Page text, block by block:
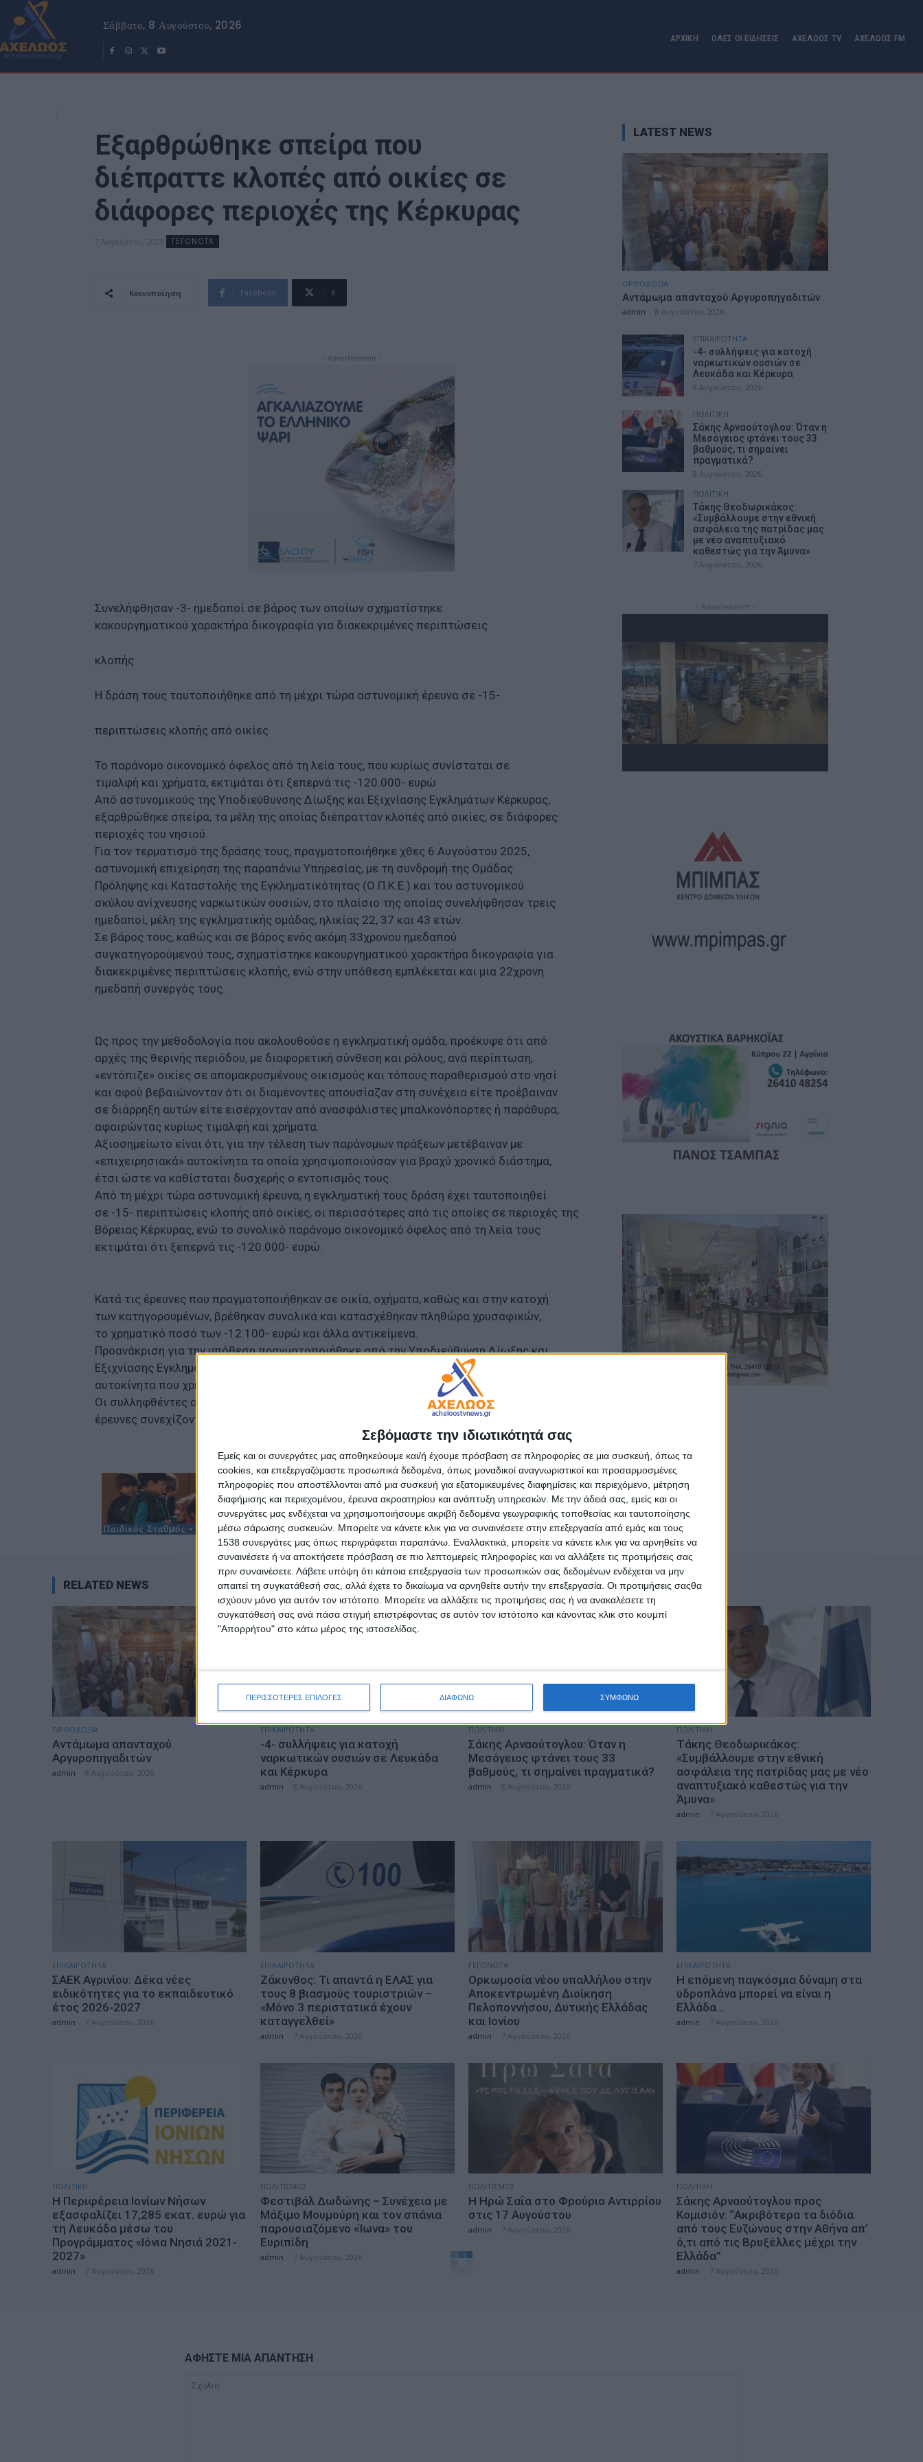
Σεβόμαστε την ιδιωτικότητά σας
Εμείς και οι συνεργάτες μας αποθηκεύουμε και/ή έχουμε πρόσβαση σε πληροφορίες σε μια συσκευή, όπως τα
cookies, και επεξεργαζόμαστε προσωπικά δεδομένα, όπως μοναδικοί αναγνωριστικοί και προσαρμοσμένες
πληροφορίες που αποστέλλονται από μια συσκευή για εξατομικευμένες διαφημίσεις και περιεχόμενο, μέτρηση
διαφήμισης και περιεχομένου, έρευνα ακροατηρίου και ανάπτυξη υπηρεσιών. Με την άδειά σας, εμείς και οι
συνεργάτες μας ενδέχεται να χρησιμοποιήσουμε ακριβή δεδομένα γεωγραφικής τοποθεσίας και ταυτοποίησης
μέσω σάρωσης συσκευών. Μπορείτε να κάνετε κλικ για να συναινέσετε στην επεξεργασία από εμάς και τους
1538 συνεργάτες μας όπως περιγράφεται παραπάνω. Εναλλακτικά, μπορείτε να κάνετε κλικ για να αρνηθείτε να
συναινέσετε ή να αποκτήσετε πρόσβαση σε πιο λεπτομερείς πληροφορίες και να αλλάξετε τις προτιμήσεις σας
πριν συναινέσετε. Λάβετε υπόψη ότι κάποια επεξεργασία των προσωπικών σας δεδομένων ενδέχεται να μην
απαιτεί τη συγκατάθεσή σας, αλλά έχετε το δικαίωμα να αρνηθείτε αυτήν την επεξεργασία. Οι προτιμήσεις σαςθα
ισχύουν μόνο για αυτόν τον ιστότοπο. Μπορείτε να αλλάξετε τις προτιμήσεις σας ή να ανακαλέσετε τη
συγκατάθεσή σας ανά πάσα στιγμή επιστρέφοντας σε αυτόν τον ιστότοπο και κάνοντας κλικ στο κουμπί
"Απορρήτου" στο κάτω μέρος της ιστοσελίδας.
ΠΕΡΙΣΣΟΤΕΡΕΣ ΕΠΙΛΟΓΕΣ ΔΙΑΦΩΝΩ ΣΥΜΦΩΝΩ
Σάββατο, 8 Αυγούστου, 2026
ΑΡΧΙΚΗ ΟΛΕΣ ΟΙ ΕΙΔΗΣΕΙΣ ΑΧΕΛΩΟΣ TV ΑΧΕΛΩΟΣ FM
Εξαρθρώθηκε σπείρα που
διέπραττε κλοπές από οικίες σε
διάφορες περιοχές της Κέρκυρας
7 Αυγούστου, 2025 ΓΕΓΟΝΟΤΑ
Κοινοποίηση Facebook X
- Advertisement -
Συνελήφθησαν -3- ημεδαποί σε βάρος των οποίων σχηματίστηκε
κακουργηματικού χαρακτήρα δικογραφία για διακεκριμένες περιπτώσεις
κλοπής
Η δράση τους ταυτοποιήθηκε από τη μέχρι τώρα αστυνομική έρευνα σε -15-
περιπτώσεις κλοπής από οικίες
Το παράνομο οικονομικό όφελος από τη λεία τους, που κυρίως συνίσταται σε
τιμαλφή και χρήματα, εκτιμάται ότι ξεπερνά τις -120.000- ευρώ
Από αστυνομικούς της Υποδιεύθυνσης Δίωξης και Εξιχνίασης Εγκλημάτων Κέρκυρας,
εξαρθρώθηκε σπείρα, τα μέλη της οποίας διέπρατταν κλοπές από οικίες, σε διάφορες
περιοχές του νησιού.
Για τον τερματισμό της δράσης τους, πραγματοποιήθηκε χθες 6 Αυγούστου 2025,
αστυνομική επιχείρηση της παραπάνω Υπηρεσίας, με τη συνδρομή της Ομάδας
Πρόληψης και Καταστολής της Εγκληματικότητας (Ο.Π.Κ.Ε.) και του αστυνομικού
σκύλου ανίχνευσης ναρκωτικών ουσιών, στο πλαίσιο της οποίας συνελήφθησαν τρεις
ημεδαποί, μέλη της εγκληματικής ομάδας, ηλικίας 22, 37 και 43 ετών.
Σε βάρος τους, καθώς και σε βάρος ενός ακόμη 33χρονου ημεδαπού
συγκατηγορούμενού τους, σχηματίστηκε κακουργηματικού χαρακτήρα δικογραφία για
διακεκριμένες περιπτώσεις κλοπής, ενώ στην υπόθεση εμπλέκεται και μια 22χρονη
ημεδαπή συνεργός τους.
Ως προς την μεθοδολογία που ακολουθούσε η εγκληματική ομάδα, προέκυψε ότι από
αρχές της θερινής περιόδου, με διαφορετική σύνθεση και ρόλους, ανά περίπτωση,
«εντόπιζε» οικίες σε απομακρυσμένους οικισμούς και τόπους παραθερισμού στο νησί
και αφού βεβαιώνονταν ότι οι διαμένοντες απουσίαζαν στη συνέχεια είτε προέβαιναν
σε διάρρηξη αυτών είτε εισέρχονταν από ανασφάλιστες μπαλκονόπορτες ή παράθυρα,
αφαιρώντας κυρίως τιμαλφή και χρήματα.
Αξιοσημείωτο είναι ότι, για την τέλεση των παράνομων πράξεων μετέβαιναν με
«επιχειρησιακά» αυτοκίνητα τα οποία χρησιμοποιούσαν για βραχύ χρονικό διάστημα,
έτσι ώστε να καθίσταται δυσχερής ο εντοπισμός τους.
Από τη μέχρι τώρα αστυνομική έρευνα, η εγκληματική τους δράση έχει ταυτοποιηθεί
σε -15- περιπτώσεις κλοπής από οικίες, οι περισσότερες από τις οποίες σε περιοχές της
Βόρειας Κέρκυρας, ενώ το συνολικό παράνομο οικονομικό όφελος από τη λεία τους
εκτιμάται ότι ξεπερνά τις -120.000- ευρώ.
Κατά τις έρευνες που πραγματοποιήθηκαν σε οικία, οχήματα, καθώς και στην κατοχή
των κατηγορουμένων, βρέθηκαν συνολικά και κατασχέθηκαν πληθώρα χρυσαφικών,
το χρηματικό ποσό των -12.100- ευρώ και άλλα αντικείμενα.
Προανάκριση για την υπόθεση πραγματοποιήθηκε από την Υποδιεύθυνση Δίωξης και
Εξιχνίασης Εγκλημάτων Κέρκυρας, στο πλαίσιο της οποίας επιπλέον κατασχέθηκαν δύο
αυτοκίνητα που χρησιμοποιούσαν κατά παράνομη δράση τους.
Οι συλληφθέντες οδηγήθηκαν στον κ. Εισαγγελέα Πλημμελειοδικών Κέρκυρας, ενώ οι
έρευνες συνεχίζονται για τυχόν εμπλοκή τους και άλλες παρόμοιες πράξεις.
LATEST NEWS
ΟΡΘΟΔΟΞΙΑ
Αντάμωμα απανταχού Αργυροπηγαδιτών
admin 8 Αυγούστου, 2026
ΕΠΙΚΑΙΡΟΤΗΤΑ
-4- συλλήψεις για κατοχή
ναρκωτικών ουσιών σε
Λευκάδα και Κέρκυρα
8 Αυγούστου, 2026
ΠΟΛΙΤΙΚΗ
Σάκης Αρναούτογλου: Όταν η
Μεσόγειος φτάνει τους 33
βαθμούς, τι σημαίνει
πραγματικά?
8 Αυγούστου, 2026
ΠΟΛΙΤΙΚΗ
Τάκης Θεοδωρικάκος:
«Συμβάλλουμε στην εθνική
ασφάλεια της πατρίδας μας
με νέο αναπτυξιακό
καθεστώς για την Άμυνα»
7 Αυγούστου, 2026
- Advertisement -
RELATED NEWS
ΟΡΘΟΔΟΞΙΑ
Αντάμωμα απανταχού
Αργυροπηγαδιτών
admin 8 Αυγούστου, 2026
ΕΠΙΚΑΙΡΟΤΗΤΑ
-4- συλλήψεις για κατοχή
ναρκωτικών ουσιών σε Λευκάδα
και Κέρκυρα
admin 8 Αυγούστου, 2026
ΠΟΛΙΤΙΚΗ
Σάκης Αρναούτογλου: Όταν η
Μεσόγειος φτάνει τους 33
βαθμούς, τι σημαίνει πραγματικά?
admin 8 Αυγούστου, 2026
ΠΟΛΙΤΙΚΗ
Τάκης Θεοδωρικάκος:
«Συμβάλλουμε στην εθνική
ασφάλεια της πατρίδας μας με νέο
αναπτυξιακό καθεστώς για την
Άμυνα»
admin 7 Αυγούστου, 2026
ΕΠΙΚΑΙΡΟΤΗΤΑ
ΣΑΕΚ Αγρινίου: Δέκα νέες
ειδικότητες για το εκπαιδευτικό
έτος 2026-2027
admin 7 Αυγούστου, 2026
ΕΠΙΚΑΙΡΟΤΗΤΑ
Ζάκυνθος: Τι απαντά η ΕΛΑΣ για
τους 8 βιασμούς τουριστριών –
«Μόνο 3 περιστατικά έχουν
καταγγελθεί»
admin 7 Αυγούστου, 2026
ΓΕΓΟΝΟΤΑ
Ορκωμοσία νέου υπαλλήλου στην
Αποκεντρωμένη Διοίκηση
Πελοποννήσου, Δυτικής Ελλάδας
και Ιονίου
admin 7 Αυγούστου, 2026
ΕΠΙΚΑΙΡΟΤΗΤΑ
Η επόμενη παγκόσμια δύναμη στα
υδροπλάνα μπορεί να είναι η
Ελλάδα…
admin 7 Αυγούστου, 2026
ΠΟΛΙΤΙΚΗ
Η Περιφέρεια Ιονίων Νήσων
εξασφαλίζει 17,285 εκατ. ευρώ για
τη Λευκάδα μέσω του
Προγράμματος «Ιόνια Νησιά 2021-
2027»
admin 7 Αυγούστου, 2026
ΠΟΛΙΤΙΣΜΟΣ
Φεστιβάλ Δωδώνης – Συνέχεια με
Μάξιμο Μουμούρη και τον σπάνια
παρουσιαζόμενο «Ίωνα» του
Ευριπίδη
admin 7 Αυγούστου, 2026
ΠΟΛΙΤΙΣΜΟΣ
Η Ηρώ Σαΐα στο Φρούριο Αντιρρίου
στις 17 Αυγούστου
admin 7 Αυγούστου, 2026
ΠΟΛΙΤΙΚΗ
Σάκης Αρναούτογλου προς
Κομισιόν: “Ακριβότερα τα διόδια
από τους Ευζώνους στην Αθήνα απ’
ό,τι από τις Βρυξέλλες μέχρι την
Ελλάδα”
admin 7 Αυγούστου, 2026
ΑΦΗΣΤΕ ΜΙΑ ΑΠΑΝΤΗΣΗ